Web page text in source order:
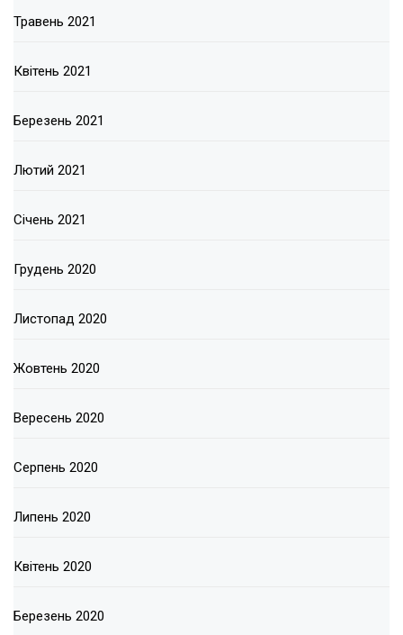
Травень 2021
Квітень 2021
Березень 2021
Лютий 2021
Січень 2021
Грудень 2020
Листопад 2020
Жовтень 2020
Вересень 2020
Серпень 2020
Липень 2020
Квітень 2020
Березень 2020